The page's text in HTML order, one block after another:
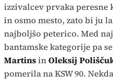
izzivalcev prvaka peresne
in osmo mesto, zato bi ju
najboljšo peterico. Med
bantamske kategorije pa
MartinsinOleksij
pomerila na KSW 90.